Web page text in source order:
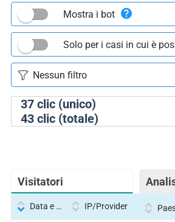
37clic (unico)
43clic (totale)
Mostra i bot
Solo per i casi in cui è
Visitatori
Data e ora IP/Provider